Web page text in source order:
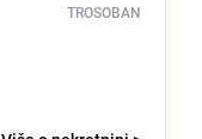
TROSOBAN